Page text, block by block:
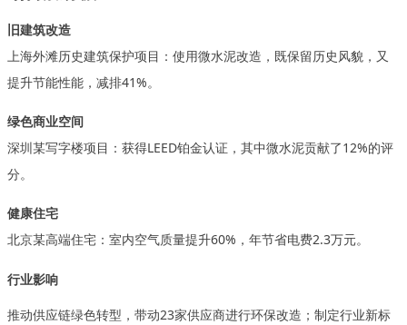
旧建筑改造
上海外滩历史建筑保护项目：使用微水泥改造，既保留历史风貌，又
提升节能性能，减排41%。
绿色商业空间
深圳某写字楼项目：获得LEED铂金认证，其中微水泥贡献了12%的评
分。
健康住宅
北京某高端住宅：室内空气质量提升60%，年节省电费2.3万元。
行业影响
推动供应链绿色转型，带动23家供应商进行环保改造；制定行业新标